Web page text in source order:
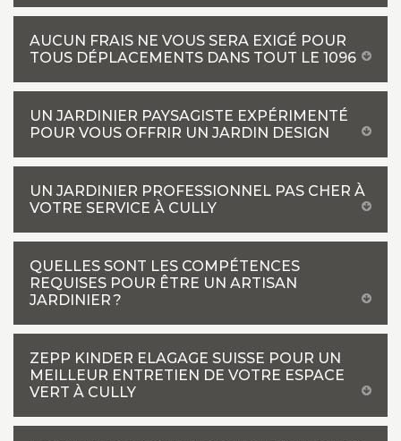
AUCUN FRAIS NE VOUS SERA EXIGÉ POUR
TOUS DÉPLACEMENTS DANS TOUT LE 1096
UN JARDINIER PAYSAGISTE EXPÉRIMENTÉ
POUR VOUS OFFRIR UN JARDIN DESIGN
UN JARDINIER PROFESSIONNEL PAS CHER À
VOTRE SERVICE À CULLY
QUELLES SONT LES COMPÉTENCES
REQUISES POUR ÊTRE UN ARTISAN
JARDINIER ?
ZEPP KINDER ELAGAGE SUISSE POUR UN
MEILLEUR ENTRETIEN DE VOTRE ESPACE
VERT À CULLY